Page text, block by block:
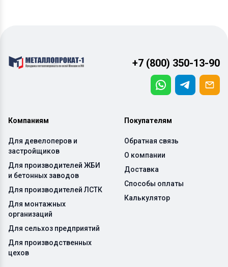
+7 (800) 350-13-90
Компаниям
Для девелоперов и
застройщиков
Для производителей ЖБИ
и бетонных заводов
Для производителей ЛСТК
Для монтажных
организаций
Для сельхоз предприятий
Для производственных
цехов
Покупателям
Обратная связь
О компании
Доставка
Способы оплаты
Калькулятор